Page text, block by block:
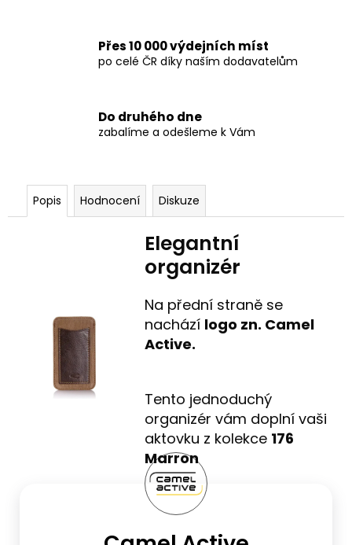
Přes 10 000 výdejních míst
po celé ČR díky naším dodavatelům
Do druhého dne
zabalíme a odešleme k Vám
Popis Hodnocení Diskuze
Elegantní
organizér
Na přední straně se
nachází logo zn. Camel
Active.
Tento jednoduchý
organizér vám doplní vaši
aktovku z kolekce 176
Marron